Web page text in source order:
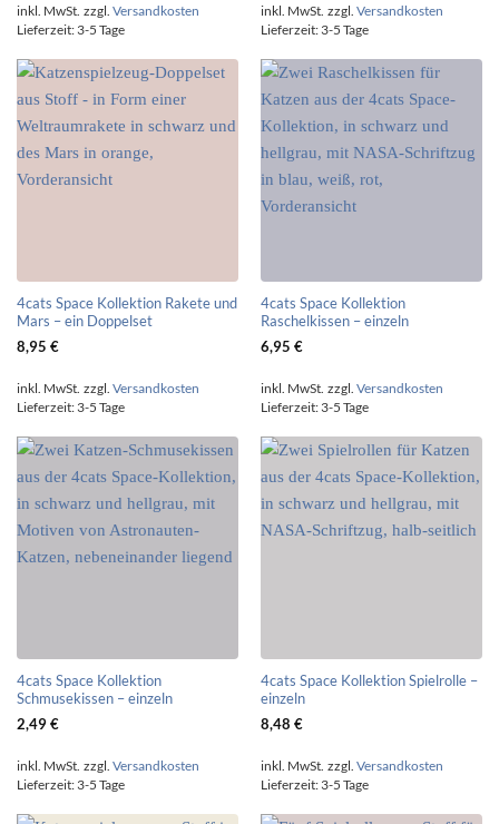
inkl. MwSt. zzgl. Versandkosten
Lieferzeit: 3-5 Tage
inkl. MwSt. zzgl. Versandkosten
Lieferzeit: 3-5 Tage
4cats Space Kollektion Rakete und
Mars – ein Doppelset
8,95 €
inkl. MwSt. zzgl. Versandkosten
Lieferzeit: 3-5 Tage
4cats Space Kollektion
Raschelkissen – einzeln
6,95 €
inkl. MwSt. zzgl. Versandkosten
Lieferzeit: 3-5 Tage
4cats Space Kollektion
Schmusekissen – einzeln
2,49€
inkl. MwSt. zzgl. Versandkosten
Lieferzeit: 3-5 Tage
4cats Space Kollektion Spielrolle –
einzeln
8,48 €
inkl. MwSt. zzgl. Versandkosten
Lieferzeit: 3-5 Tage